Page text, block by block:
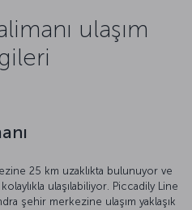
ulaşım
25 km uzaklıkta bulunuyor ve
ulaşılabiliyor. Piccadily Line
şehir merkezine ulaşım yaklaşık